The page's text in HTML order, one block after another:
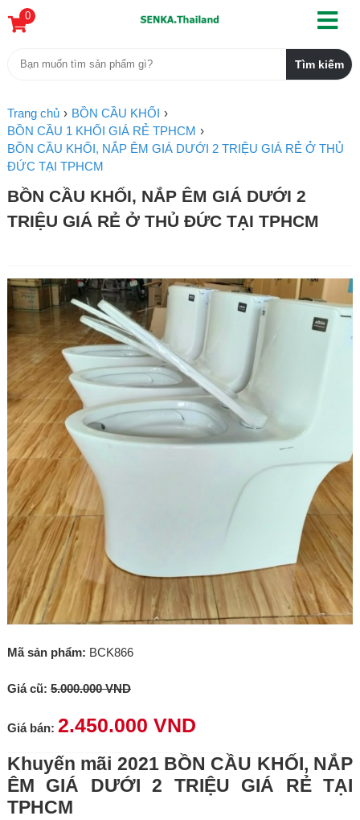
0
Trang chủ
BỒN CẦU KHỐI
BỒN CẦU 1 KHỐI GIÁ RẺ TPHCM
BỒN CẦU KHỐI, NẮP ÊM GIÁ DƯỚI 2 TRIỆU GIÁ RẺ Ở THỦ
ĐỨC TẠI TPHCM
BỒN CẦU KHỐI, NẮP ÊM GIÁ DƯỚI 2
TRIỆU GIÁ RẺ Ở THỦ ĐỨC TẠI TPHCM
Mã sản phẩm: BCK866
Giá cũ: 5.000.000 VND
Giá bán: 2.450.000 VND
Khuyến mãi 2021 BỒN CẦU KHỐI, NẮP
ÊM GIÁ DƯỚI 2 TRIỆU GIÁ RẺ TẠI
TPHCM